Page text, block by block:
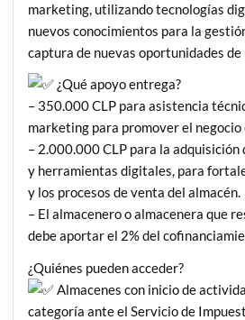
marketing, utilizando tecnologías
nuevos conocimientos para la
captura de nuevas oportunidades de
¿Qué apoyo entrega?
– 350.000 CLP para asistencia
marketing para promover el
– 2.000.000 CLP para la adquisición
y herramientas digitales, para
y los procesos de venta del almacén.
– El almacenero o almacenera que
debe aportar el 2% del
¿Quiénes pueden acceder?
Almacenes con inicio de
categoría ante el Servicio de